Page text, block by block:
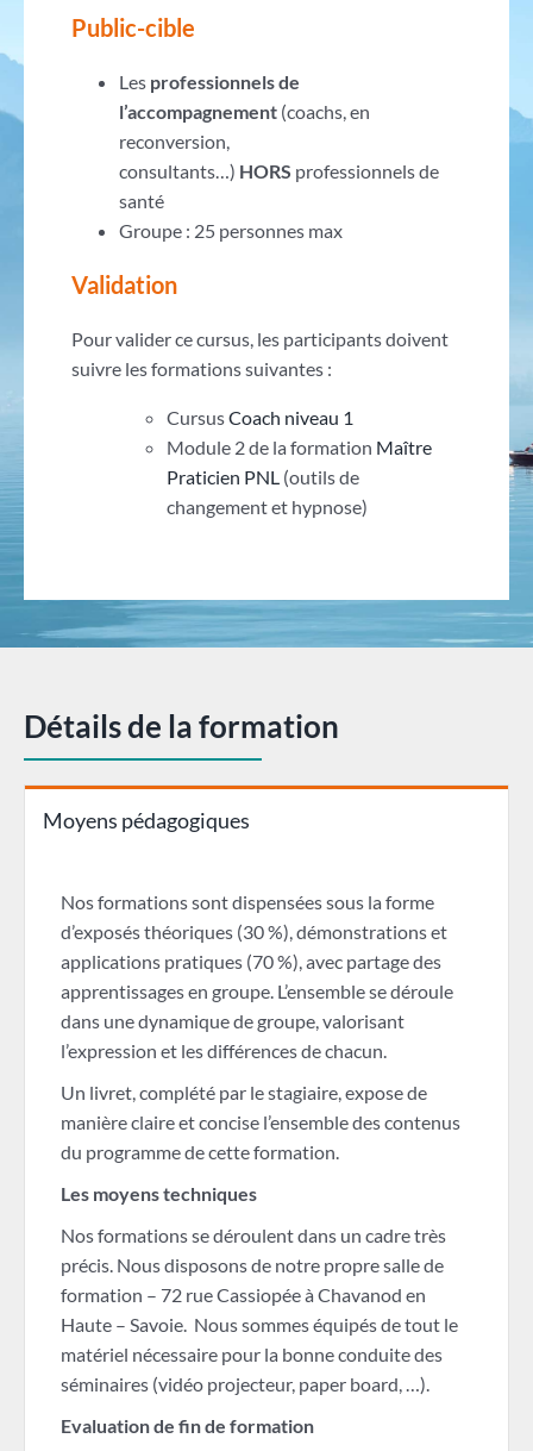
Public-cible
Les professionnels de
l’accompagnement(coachs, en
reconversion,
consultants…) HORS professionnels de
santé
Groupe : 25 personnes max
Validation
Pour valider ce cursus, les participants doivent
suivre les formations suivantes :
CursusCoach niveau 1
Module 2 de la formation Maître
Praticien PNL (outils de
changement et hypnose)
Détails de la formation
Moyens pédagogiques
Nos formations sont dispensées sous la forme
d’exposés théoriques (30 %), démonstrations et
applications pratiques (70 %), avec partage des
apprentissages en groupe. L’ensemble se déroule
dans une dynamique de groupe, valorisant
l’expression et les différences de chacun.
Un livret, complété par le stagiaire, expose de
manière claire et concise l’ensemble des contenus
du programme de cette formation.
Les moyens techniques
Nos formations se déroulent dans un cadre très
précis. Nous disposons de notre propre salle de
formation – 72 rue Cassiopée à Chavanod en
Haute – Savoie. Nous sommes équipés de tout le
matériel nécessaire pour la bonne conduite des
séminaires (vidéo projecteur, paper board, …).
Evaluation de fin de formation